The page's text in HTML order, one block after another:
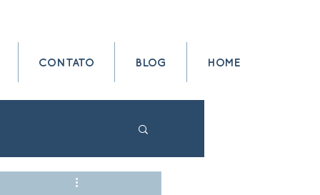
CONTATO BLOG HOME